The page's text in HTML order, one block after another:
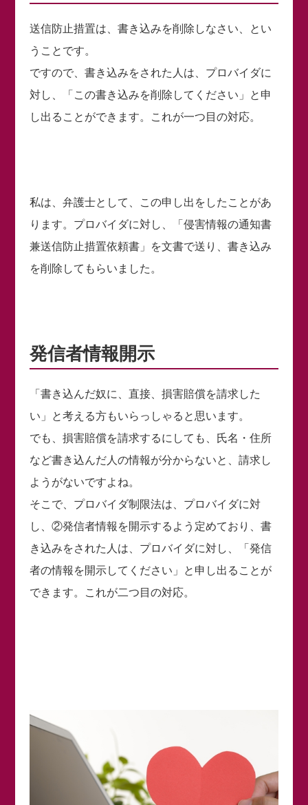
送信防止措置は、書き込みを削除しなさい、とい
うことです。
ですので、書き込みをされた人は、プロバイダに
対し、「この書き込みを削除してください」と申
し出ることができます。これが一つ目の対応。
私は、弁護士として、この申し出をしたことがあ
ります。プロバイダに対し、「侵害情報の通知書
兼送信防止措置依頼書」を文書で送り、書き込み
を削除してもらいました。
発信者情報開示
「書き込んだ奴に、直接、損害賠償を請求した
い」と考える方もいらっしゃると思います。
でも、損害賠償を請求するにしても、氏名・住所
など書き込んだ人の情報が分からないと、請求し
ようがないですよね。
そこで、プロバイダ制限法は、プロバイダに対
し、②発信者情報を開示するよう定めており、書
き込みをされた人は、プロバイダに対し、「発信
者の情報を開示してください」と申し出ることが
できます。これが二つ目の対応。